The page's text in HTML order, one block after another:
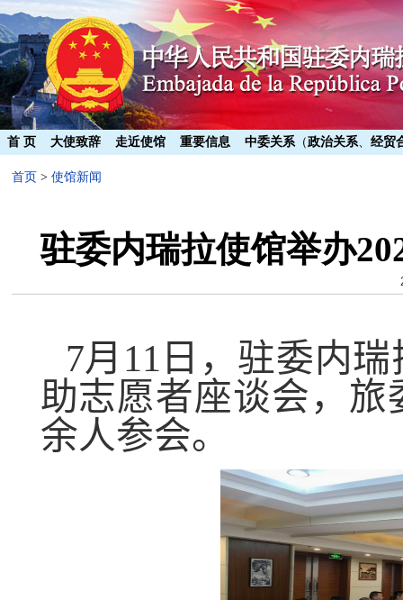
首 页 大使致辞 走近使馆 重要信息 中委关系（政治关系、 经贸
首页 > 使馆新闻
驻委内瑞拉使馆举办
7月 11 日，驻委内
助志愿者座谈会，
余人参会。